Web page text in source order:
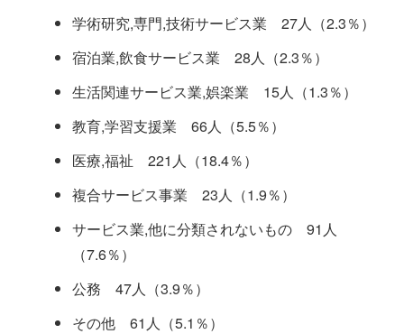
学術研究,専門,技術サービス業 27人（2.3％）
宿泊業,飲食サービス業 28人（2.3％）
生活関連サービス業,娯楽業 15人（1.3％）
教育,学習支援業 66人（5.5％）
医療,福祉 221人（18.4％）
複合サービス事業 23人（1.9％）
サービス業,他に分類されないもの 91人
（7.6％）
公務 47人（3.9％）
その他 61人（5.1％）